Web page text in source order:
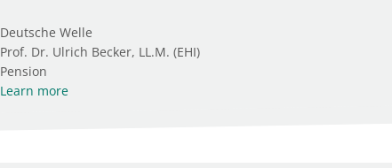
Deutsche Welle
Prof. Dr. Ulrich Becker, LL.M. (EHI)
Pension
Learn more